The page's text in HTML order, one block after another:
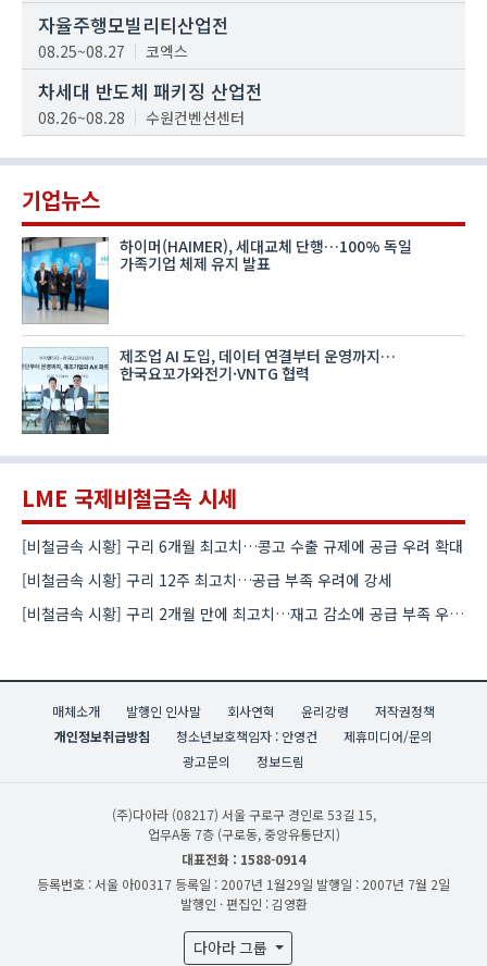
자율주행모빌리티산업전
08.25~08.27 코엑스
차세대 반도체 패키징 산업전
08.26~08.28 수원컨벤션센터
기업뉴스
하이머(HAIMER), 세대교체 단행…100% 독일
가족기업 체제 유지 발표
제조업 AI 도입, 데이터 연결부터 운영까지…
한국요꼬가와전기·VNTG 협력
LME 국제비철금속 시세
[비철금속 시황] 구리 6개월 최고치…콩고 수출 규제에 공급 우려 확대
[비철금속 시황] 구리 12주 최고치…공급 부족 우려에 강세
[비철금속 시황] 구리 2개월 만에 최고치…재고 감소에 공급 부족 우려 확대
매체소개 발행인 인사말 회사연혁 윤리강령
저작권정책
개인정보취급방침
청소년보호책임자 : 안영건
제휴미디어/문의
광고문의
정보드림
(주)다아라 (08217) 서울 구로구 경인로 53길 15,
업무A동 7층 (구로동, 중앙유통단지)
대표전화 : 1588-0914
등록번호 : 서울 아00317 등록일 : 2007년 1월29일 발행일 : 2007년 7월 2일
발행인 · 편집인 : 김영환
다아라 그룹